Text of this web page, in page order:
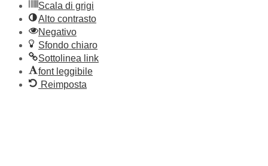
Scala di grigi
Alto contrasto
Negativo
Sfondo chiaro
Sottolinea link
font leggibile
Reimposta